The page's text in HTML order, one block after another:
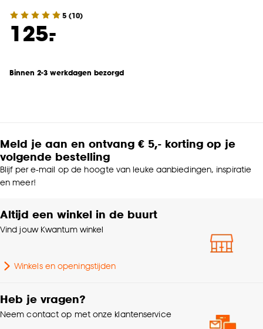
5 (10)
125.
-
Binnen 2-3 werkdagen bezorgd
Meld je aan en ontvang € 5,- korting op je
volgende bestelling
Blijf per e-mail op de hoogte van leuke aanbiedingen, inspiratie
en meer!
Altijd een winkel in de buurt
Vind jouw Kwantum winkel
Winkels en openingstijden
Heb je vragen?
Neem contact op met onze klantenservice